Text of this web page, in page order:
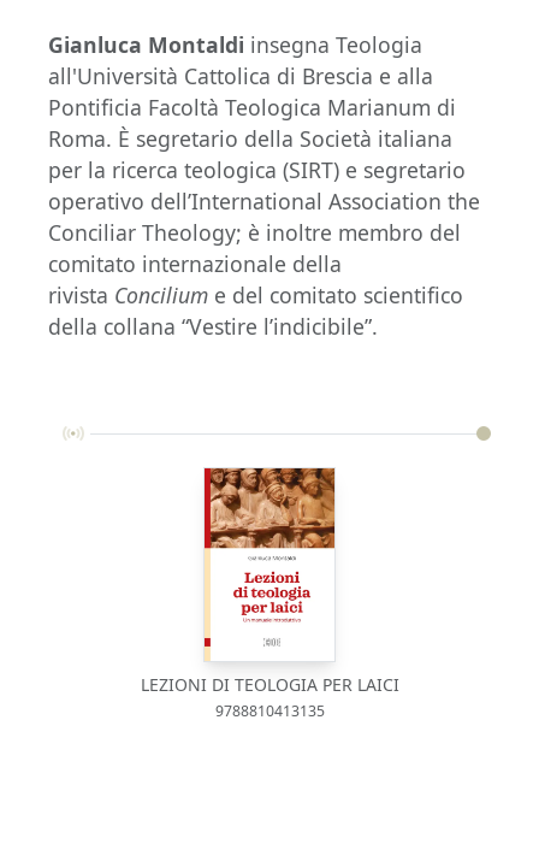
Gianluca Montaldi insegna Teologia
all'Università Cattolica di Brescia e alla
Pontificia Facoltà Teologica Marianum di
Roma. È segretario della Società italiana
per la ricerca teologica (SIRT) e segretario
operativo dell’International Association the
Conciliar Theology; è inoltre membro del
comitato internazionale della
rivista Concilium e del comitato scientifico
della collana “Vestire l’indicibile”.
LEZIONI DI TEOLOGIA PER LAICI
9788810413135